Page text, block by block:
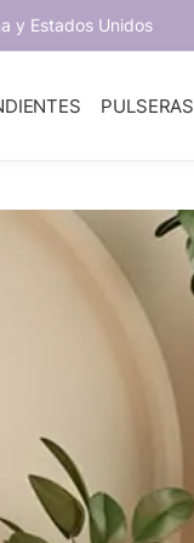
y Estados Unidos
PULSERAS